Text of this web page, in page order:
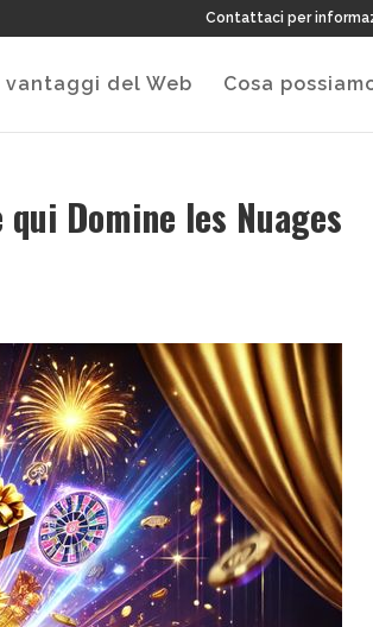
Contattaci per
vantaggi del Web Cosa
Domine les Nuages